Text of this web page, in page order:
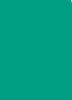
の設定す
によるサ
、
様の利用
収集、記
人を識別す